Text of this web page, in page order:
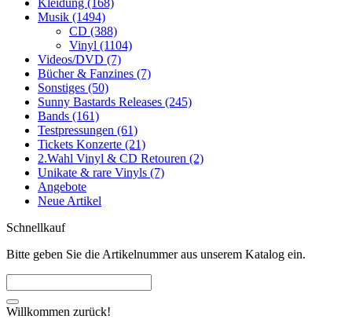
Musik (1494)
CD (388)
Vinyl (1104)
Videos/DVD (7)
Bücher & Fanzines (7)
Sonstiges (50)
Sunny Bastards Releases (245)
Bands (161)
Testpressungen (61)
Tickets Konzerte (21)
2.Wahl Vinyl & CD Retouren (2)
Unikate & rare Vinyls (7)
Angebote
Neue Artikel
Schnellkauf
Bitte geben Sie die Artikelnummer aus unserem Katalog ein.
Willkommen zurück!